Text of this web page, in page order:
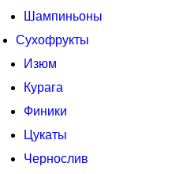
Шампиньоны
Сухофрукты
Изюм
Курага
Финики
Цукаты
Чернослив